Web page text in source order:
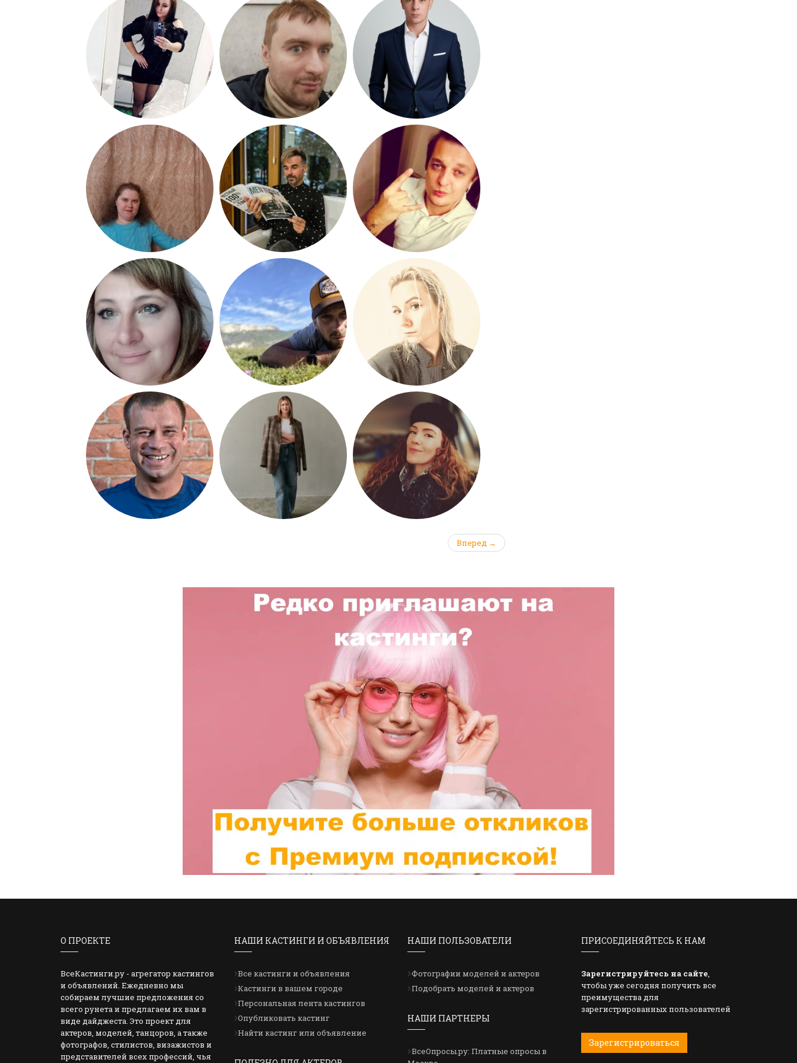
Вперед →
О ПРОЕКТЕ
ВсеКастинги.ру - агрегатор кастингов
и объявлений. Ежедневно мы
собираем лучшие предложения со
всего рунета и предлагаем их вам в
виде дайджеста. Это проект для
актеров, моделей, танцоров, а также
фотографов, стилистов, визажистов и
представителей всех профессий, чья
НАШИ КАСТИНГИ И ОБЪЯВЛЕНИЯ
Все кастинги и объявления
Кастинги в вашем городе
Персональная лента кастингов
Опубликовать кастинг
Найти кастинг или объявление
НАШИ ПОЛЬЗОВАТЕЛИ
Фотографии моделей и актеров
Подобрать моделей и актеров
НАШИ ПАРТНЕРЫ
ВсеОпросы.ру: Платные опросы в
ПРИСОЕДИНЯЙТЕСЬ К НАМ
Зарегистрируйтесь на сайте,
чтобы уже сегодня получить все
преимущества для
зарегистрированных пользователей
Зарегистрироваться